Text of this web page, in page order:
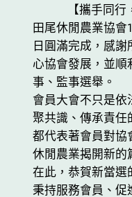
【攜手同
田尾休閒農業協會
日圓滿完成，感
心協會發展，並
事、監事選舉。
會員大會不只是依
聚共識、傳承責任
都代表著會員對協
休閒農業揭開新的
在此，恭賀新當選
秉持服務會員、促